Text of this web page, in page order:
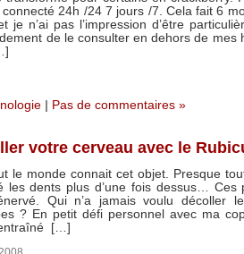
24h /24 7 jours /7. Cela fait 6
je n’ai pas l’impression d’être
de le consulter en dehors de mes
Pas de commentaires »
votre cerveau avec le
le monde connait cet objet. Presque
les dents plus d’une fois dessus… Ces
Qui n’a jamais voulu décoller
? En petit défi personnel avec ma
[…]